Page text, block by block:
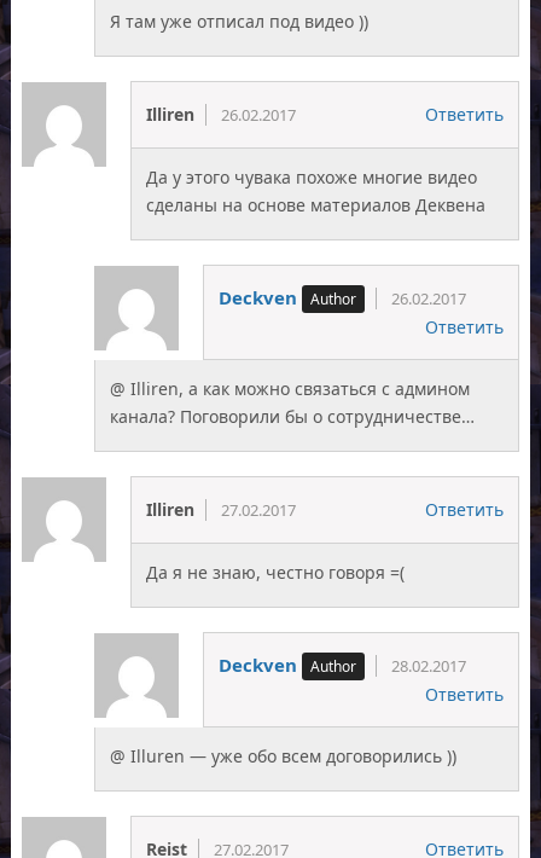
Я там уже отписал под видео ))
Illiren 26.02.2017 Ответить
Да у этого чувака похоже многие видео
сделаны на основе материалов Деквена
Deckven 26.02.2017
Ответить
@ Illiren, а как можно связаться с админом
канала? Поговорили бы о сотрудничестве…
Illiren 27.02.2017 Ответить
Да я не знаю, честно говоря =(
Deckven 28.02.2017
Ответить
@ Illuren — уже обо всем договорились ))
Reist 27.02.2017 Ответить